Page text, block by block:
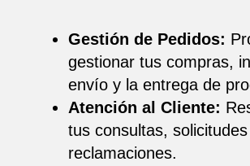
Gestión de Pedidos:
gestionar tus compras,
envío y la entrega de
Atención al Cliente:
tus consultas,
reclamaciones.